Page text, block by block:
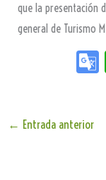
que la presentación
general de Turismo
← Entrada anterior